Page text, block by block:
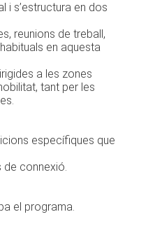
i s’estructura en dos
reunions de treball,
en aquesta
a les zones
tant per les
específiques que
de connexió.
el programa.